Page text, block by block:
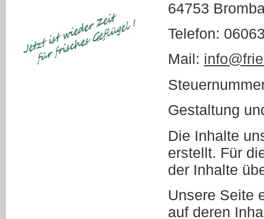
64753
Telefon:
Mail:
Gestaltung
Die Inhalte
erstellt. Für
der Inhalte
Unsere Seite
auf deren